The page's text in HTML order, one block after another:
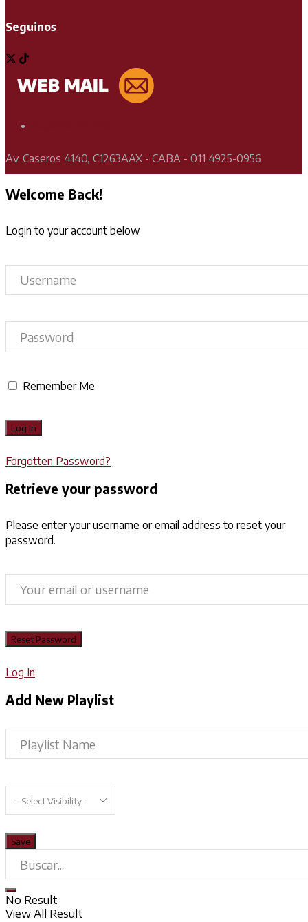
Seguinos
Av. Caseros 4140, C1263AAX - CABA - 011 4925-0956
Welcome Back!
Login to your account below
Remember Me
Forgotten Password?
Retrieve your password
Please enter your username or email address to reset your
password.
Log In
Add New Playlist
No Result
View All Result